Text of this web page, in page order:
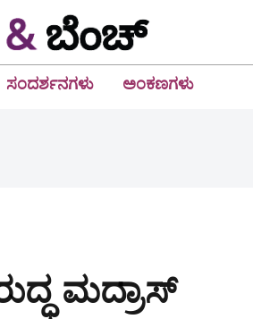
ಸಂದರ್ಶನಗಳು ಅಂಕಣಗಳು
ಮದ್ರಾಸ್